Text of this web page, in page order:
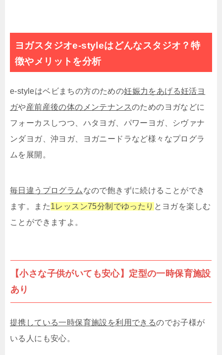
ヨガスタジオe-styleはどんなスタジオ？特
徴やメリットを分析
e-styleはベビまちの方のための妊娠力をあげる妊活ヨ
ガや産前産後の体のメンテナンスのためのヨガなどに
フォーカスしつつ、ハタヨガ、パワーヨガ、シヴァナ
ンダヨガ、沖ヨガ、ヨガニードラなど様々なプログラ
ムを展開。
毎日違うプログラム なので飽きずに続けることができ
ます。また1レッスン75分制でゆったり とヨガを楽しむ
ことができますよ。
【小さな子供がいても安心】定型の一時保育施設
あり
提携している一時保育施設を利用できるのでお子様が
いる人にも安心。